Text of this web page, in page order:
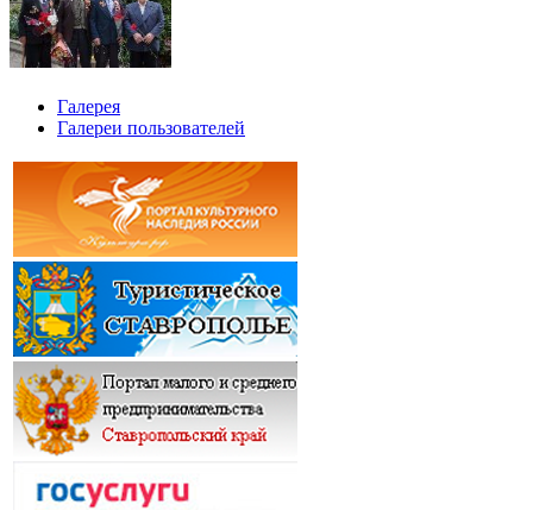
Галерея
Галереи пользователей